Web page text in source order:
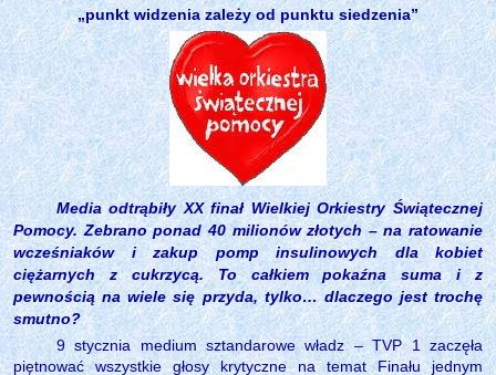
„punkt widzenia zależy od punktu siedzenia”
Media odtrąbiły XX finał Wielkiej Orkiestry Świątecznej
Pomocy. Zebrano ponad 40 milionów złotych – na ratowanie
wcześniaków i zakup pomp insulinowych dla kobiet
ciężarnych z cukrzycą. To całkiem pokaźna suma i z
pewnością na wiele się przyda, tylko… dlaczego jest trochę
smutno?
9 stycznia medium sztandarowe władz – TVP 1 zaczęła
piętnować wszystkie głosy krytyczne na temat Finału jednym